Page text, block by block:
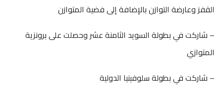
القفز وعارضة التوازن بالإضافة إلى فضية المتوازن
– شاركت في بطولة السويد الثامنة عشر وحصلت على برونزية
المتوازي
– شاركت في بطولة سلوفينيا الدولية